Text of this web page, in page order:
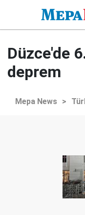
Düzce'de
deprem
Mepa News >